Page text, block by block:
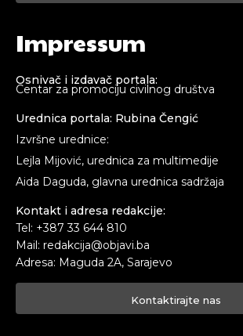
Impressum
Osnivač i izdavač portala:
Centar za promociju civilnog društva
Urednica portala: Rubina Čengić
Izvršne urednice:
Lejla Mijović, urednica za multimedije
Aida Daguda, glavna urednica sadržaja
Kontakt i adresa redakcije:
Tel: +387 33 644 810
Mail: redakcija@objavi.ba
Adresa: Maguda 2A, Sarajevo
Kontaktirajte nas